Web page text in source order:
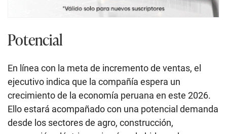
Potencial
En línea con la meta de incremento de ventas, el
ejecutivo indica que la compañía espera un
crecimiento de la economía peruana en este 2026.
Ello estará acompañado con una potencial demanda
desde los sectores de agro, construcción,